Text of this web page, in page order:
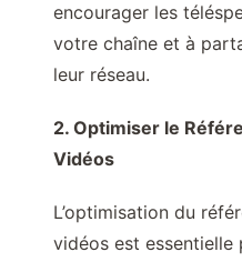
encourager les
votre chaîne et à
leur réseau.
2. Optimiser le
Vidéos
L’optimisation du
vidéos est essentielle